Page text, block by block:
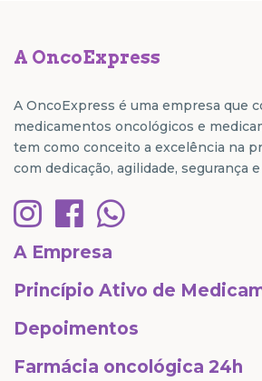
A OncoExpress
A OncoExpress é uma empresa que
medicamentos oncológicos e
tem como conceito a excelência na
com dedicação, agilidade, segurança
A Empresa
Princípio Ativo de
Depoimentos
Farmácia oncológica 24h